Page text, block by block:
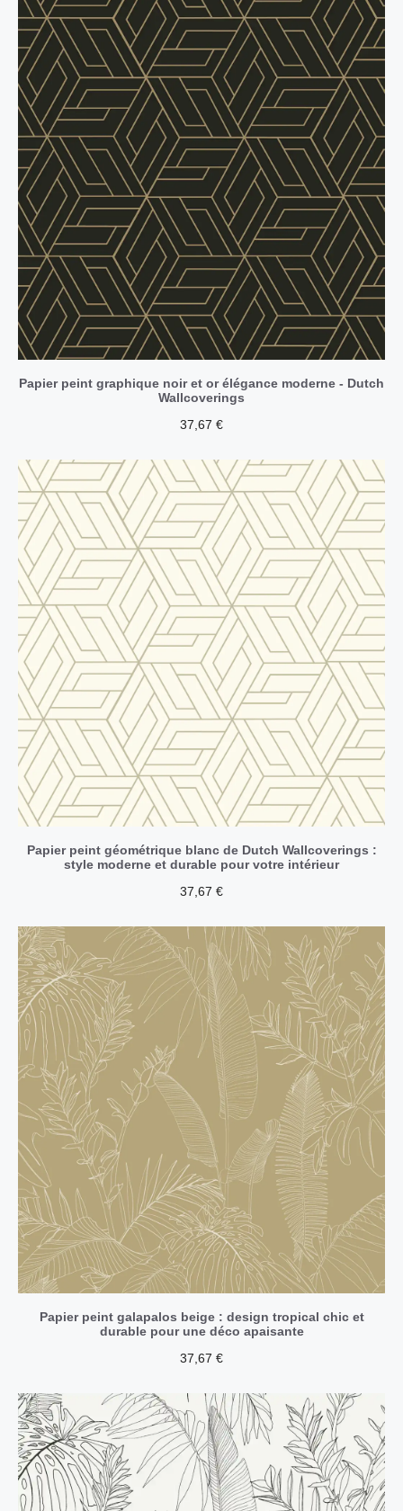
Papier peint graphique noir et or élégance moderne - Dutch
Wallcoverings
37,67 €
Papier peint géométrique blanc de Dutch Wallcoverings :
style moderne et durable pour votre intérieur
37,67 €
Papier peint galapalos beige : design tropical chic et
durable pour une déco apaisante
37,67 €